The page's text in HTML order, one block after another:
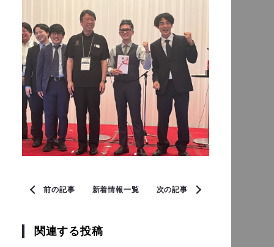
前の記事 次の記事
新着情報一覧
関連する投稿